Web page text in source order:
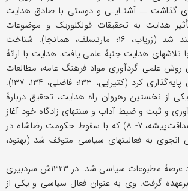
گذاشت ــ آشنـایـی و دوستی با صادق هدایت
هدایت به تحقیقات فولکلوریک و موضوعات
فرهنگ مردم علاقه‌مند شد (زریاب، ۱۶؛ مارتسلف، همانجا). شناخت
تلاشهای هدایت جنبۀ علمی یافت. هدایت با ارائۀ
روش علمی گردآوری مواد فرهنگ عامه، مطالعات
فولکلوریک را در ایران پایه‌گذاری کرد (کتیرایی، ۱۳۳؛ فاضلی، ۱۳۴، ۱۳۷).
از نخستین رهروان راه هدایت، تحقیق دربارۀ
و ثبت و ضبط آداب و سنتهای زادگاه خود آغاز
نمود (زریاب، ۱۶-۱۷؛ صداقت‌پیشه، ۷- ۸) که با سقوط حکومت رضاشاه در
انجوی به فعالیتهای سیاسی متوقف شد (بهنود،
انجوی از ۱۳۲۲ش وارد عرصۀ مطبوعات سیاسی شد. در ۱۳۲۳ش سردبیری
برعهده گرفت. وی به عنوان فعال سیاسی و یکی از